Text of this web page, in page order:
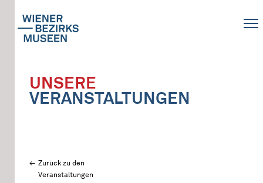
UNSERE
VERANSTALTUNGEN
Zurück zu den
Veranstaltungen